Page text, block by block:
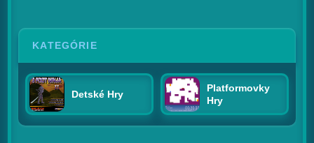
KATEGÓRIE
Detské Hry
Platformovky
Hry